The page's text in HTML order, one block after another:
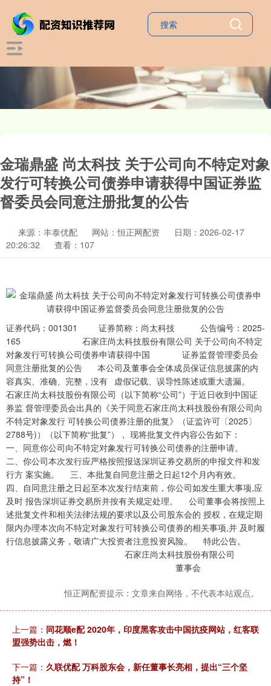
金瑞鼎盛 尚太科技 关于公司向不特定对象
发行可转换公司债券申请获得中国证券监
督委员会同意注册批复的公告
来源：丰泰优配 网站：恒正网配资
日期：2026-02-17
20:26:32
查看：107
证券代码：001301 证券简称：尚太科技 公告编号：2025-
165 石家庄尚太科技股份有限公司 关于公司向不特定
对象发行可转换公司债券申请获得中国 证券监督管理委员会
同意注册批复的公告 本公司及董事会全体成员保证信息披露的内
容真实、准确、完整，没有 虚假记载、误导性陈述或重大遗漏。
石家庄尚太科技股份有限公司（以下简称“公司”）于近日收到中国证
券监 督管理委员会出具的《关于同意石家庄尚太科技股份有限公司向
不特定对象发行 可转换公司债券注册的批复》（证监许可〔2025〕
2788号)）（以下简称“批复”）， 现将批复文件内容公告如下：
一、同意你公司向不特定对象发行可转换公司债券的注册申请。
二、你公司本次发行应严格按照报送深圳证券交易所的申报文件和发
行方 案实施。 三、本批复自同意注册之日起12个月内有效。
四、自同意注册之日起至本次发行结束前，你公司如发生重大事项,应
及时 报告深圳证券交易所并按有关规定处理。 公司董事会将按照上
述批复文件和相关法律法规的要求以及公司股东会的 授权，在规定期
限内办理本次向不特定对象发行可转换公司债券的相关事项,并 及时履
行信息披露义务，敬请广大投资者注意投资风险。 特此公告。
石家庄尚太科技股份有限公司
董事会
恒正网配资提示：文章来自网络，不代表本站观点。
上一篇： 同花顺e配 2020年，印度黑客攻击中国抗疫网站，红客联
盟强势出击，燃！
下一篇： 久联优配 万科股东会，新任董事长亮相，提出“三个坚
持”！